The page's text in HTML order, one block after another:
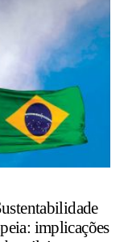
implicações